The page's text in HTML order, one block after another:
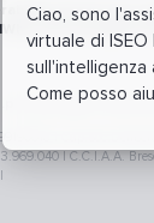
Ciao, sono
virtuale di
sull'intelligenza
Come posso
All right
|
| C.C.I.A.A.
disclosure
Whistleblowing